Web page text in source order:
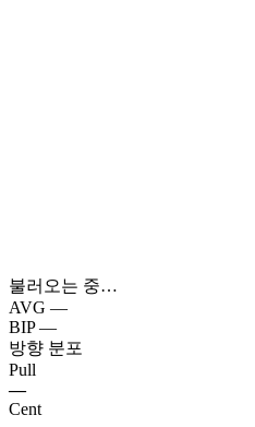
불러오는 중…
AVG —
BIP —
방향 분포
Pull
—
Cent